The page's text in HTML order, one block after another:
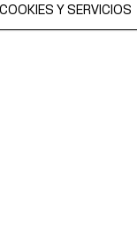
Y SERVICIOS